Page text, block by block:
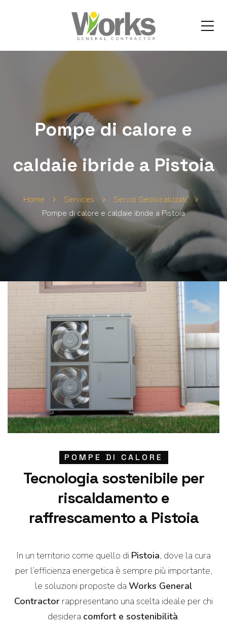
Pompe di calore e
caldaie ibride a Pistoia
Home Services
Servizi Geolocalizzati
Pompe di calore e caldaie ibride a Pistoia
POMPE DI CALORE
Tecnologia sostenibile per
riscaldamento e
raffrescamento a Pistoia
In un territorio come quello di Pistoia, dove la cura
per l’efficienza energetica è sempre più importante,
le soluzioni proposte da Works General
Contractor rappresentano una scelta ideale per chi
desidera comfort e sostenibilità.